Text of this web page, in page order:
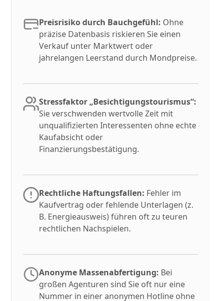
Preisrisiko durch Bauchgefühl: Ohne
präzise Datenbasis riskieren Sie einen
Verkauf unter Marktwert oder
jahrelangen Leerstand durch Mondpreise.
Stressfaktor „Besichtigungstourismus“:
Sie verschwenden wertvolle Zeit mit
unqualifizierten Interessenten ohne echte
Kaufabsicht oder
Finanzierungsbestätigung.
Rechtliche Haftungsfallen: Fehler im
Kaufvertrag oder fehlende Unterlagen (z.
B. Energieausweis) führen oft zu teuren
rechtlichen Nachspielen.
Anonyme Massenabfertigung: Bei
großen Agenturen sind Sie oft nur eine
Nummer in einer anonymen Hotline ohne